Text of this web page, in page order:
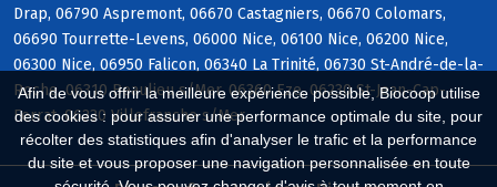
Afin de vous offrir la meilleure expérience possible, Biocoop utilise
des cookies : pour assurer une performance optimale du site, pour
récolter des statistiques afin d'analyser le trafic et la performance
du site et vous proposer une navigation personnalisée en toute
Drap, 06790 Aspremont, 06670 Castagniers, 06670 Colomars,
06690 Tourrette-Levens, 06000 Nice, 06100 Nice, 06200 Nice,
06300 Nice, 06950 Falicon, 06340 La Trinité, 06730 St-André-de-la-
Roche, 06310 Beaulieu s/Mer, 06360 Eze, 06230 St-Jean-Cap-
Ferrat, 06230 Villefranche s/Mer